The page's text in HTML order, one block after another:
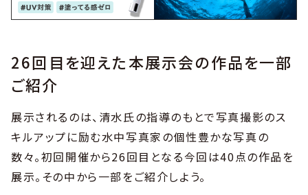
26回目を迎えた本展示会の作品を一部
ご紹介
展示されるのは、清水氏の指導のもとで写真撮影のス
キルアップに励む水中写真家の個性豊かな写真の
数々。初回開催から26回目となる今回は40点の作品を
展示。その中から一部をご紹介しよう。